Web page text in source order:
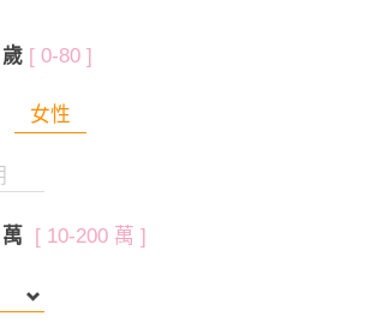
歲 [ 0-80 ]
女性
萬 [ 10-200 萬 ]